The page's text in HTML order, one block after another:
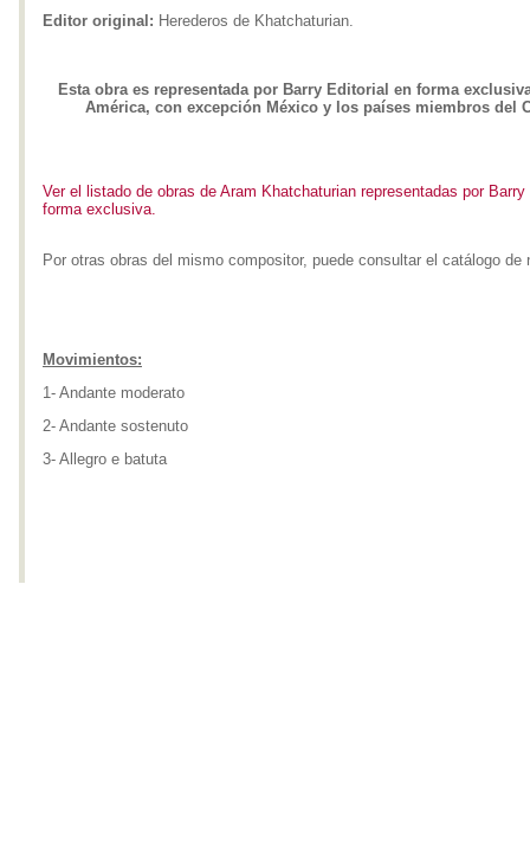
Editor original: Herederos de Khatchaturian.
Esta obra es representada por Barry Editorial en forma
América, con excepción México y los países miembros del
Ver el listado de obras de Aram Khatchaturian representadas por
forma exclusiva.
Por otras obras del mismo compositor, puede consultar el catálogo
Movimientos:
1- Andante moderato
2- Andante sostenuto
3- Allegro e batuta